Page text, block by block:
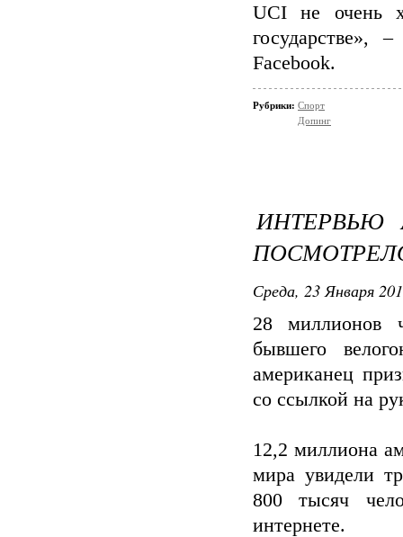
UCI не очень
государстве»,
Facebook.
Рубрики: Спорт
Допинг
ИНТЕРВЬЮ
Среда, 23 Января
28 миллионов
бывшего
американец
со ссылкой на
12,2 миллиона
мира увидели
800 тысяч
интернете.